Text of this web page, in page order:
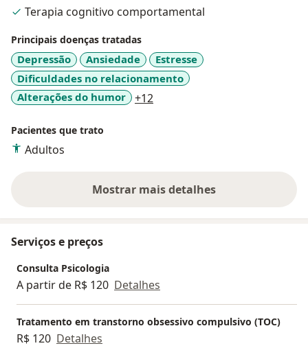
Terapia cognitivo comportamental
Principais doenças tratadas
Depressão Ansiedade
Estresse
Dificuldades no relacionamento
Alterações do humor
+12
Pacientes que trato
Adultos
Mostrar mais detalhes
sobre a experiência
Serviços e preços
Consulta Psicologia
A partir de R$ 120 Detalhes
Tratamento em transtorno obsessivo compulsivo (TOC)
R$ 120 Detalhes